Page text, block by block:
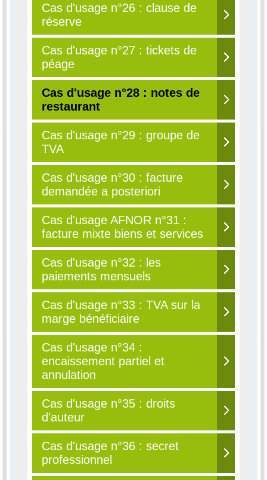
Cas d'usage n°26 : clause de
réserve
Cas d'usage n°27 : tickets de
péage
Cas d'usage n°28 : notes de
restaurant
Cas d'usage n°29 : groupe de
TVA
Cas d'usage n°30 : facture
demandée a posteriori
Cas d'usage AFNOR n°31 :
facture mixte biens et services
Cas d'usage n°32 : les
paiements mensuels
Cas d'usage n°33 : TVA sur la
marge bénéficiaire
Cas d'usage n°34 :
encaissement partiel et
annulation
Cas d'usage n°35 : droits
d'auteur
Cas d'usage n°36 : secret
professionnel